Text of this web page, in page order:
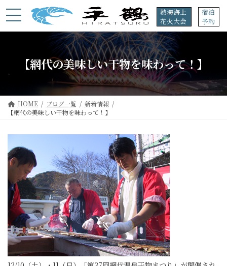
ン
プ
ビ
動
熱海海上
花火大会
宿泊
予約
【網代の美味しい干物を味わって！】
HOME ブログ一覧
新着情報
【網代の美味しい干物を味わって！】